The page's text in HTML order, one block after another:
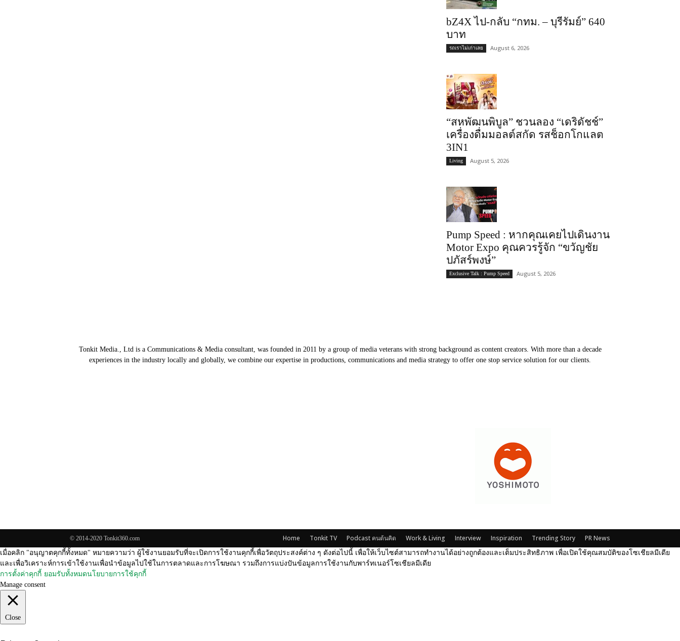
bZ4X ไป-กลับ “กทม. – บุรีรัมย์” 640
บาท
รถเราไม่เก่าเลย
“สหพัฒนพิบูล” ชวนลอง “เดริดัชช์”
เครื่องดื่มมอลต์สกัด รสช็อกโกแลต
3IN1
Living
Pump Speed : หากคุณเคยไปเดินงาน
Motor Expo คุณควรรู้จัก “ขวัญชัย
ปภัสร์พงษ์”
Exclusive Talk : Pump Speed
experiences in the industry locally and globally, we combine our expertise in productions, communications and media strategy to offer one stop service solution for our clients.
เมื่อคลิก "อนุญาตคุกกี้ทั้งหมด" หมายความว่า ผู้ใช้งานยอมรับที่จะเปิดการใช้งานคุกกี้เพื่อวัตถุประสงค์ต่าง ๆ ดังต่อไปนี้ เพื่อให้เว็บไซต์สามารถทำงานได้อย่างถูกต้องและเต็มประสิทธิภาพ เพื่อเปิดใช้คุณสมบัติของโซเชียลมีเดีย
และเพื่อวิเคราะห์การเข้าใช้งานเพื่อนำข้อมูลไปใช้ในการตลาดและการโฆษณา รวมถึงการแบ่งปันข้อมูลการใช้งานกับพาร์ทเนอร์โซเชียลมีเดีย
การตั้งค่าคุกกี้
ยอมรับทั้งหมด
นโยบายการใช้คุกกี้
Manage consent
Close